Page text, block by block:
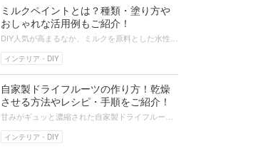
インテリア・DIY
ミルクペイントとは？種類・塗り方や
おしゃれな活用例もご紹介！
DIY人気が高まるなか、ミルクを原料とした水性塗
す。ミルクペイントはその種類も...
インテリア・DIY
自家製ドライフルーツの作り方！乾燥
させる方法やレシピ・手順をご紹介！
甘みがギュッと濃縮された自家製ドライフルーツ
果物、電子レンジやオーブンでのかん...